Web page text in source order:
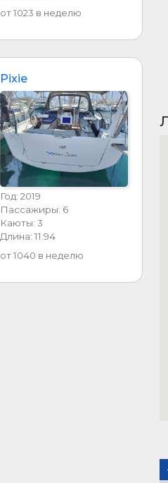
от 1023 в неделю
Pixie
Год: 2019
Пассажиры: 6
Каюты: 3
Длина: 11.94
от 1040 в неделю